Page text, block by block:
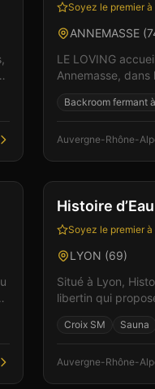
Soyez le premier
ANNEMASSE (
LE LOVING
Annemasse, dans le
atmosphère int...
Backroom fermant
Auvergne-Rhône-
Bar Club +6
Histoire d’Eau
Soyez le premier
LYON (69)
Situé à Lyon,
libertin qui
Croix SM Sauna
Auvergne-Rhône-